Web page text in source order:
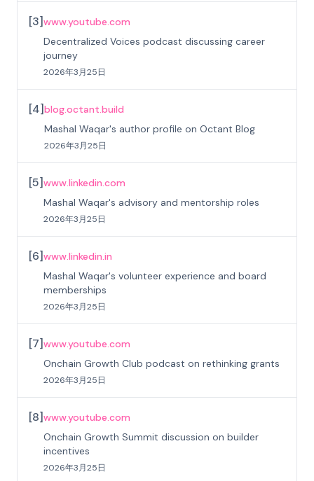
[3]www.youtube.com
Decentralized Voices podcast discussing career
journey
2026年3月25日
[4]blog.octant.build
Mashal Waqar's author profile on Octant Blog
2026年3月25日
[5]www.linkedin.com
Mashal Waqar's advisory and mentorship roles
2026年3月25日
[6]www.linkedin.in
Mashal Waqar's volunteer experience and board
memberships
2026年3月25日
[7]www.youtube.com
Onchain Growth Club podcast on rethinking grants
2026年3月25日
[8]www.youtube.com
Onchain Growth Summit discussion on builder
incentives
2026年3月25日